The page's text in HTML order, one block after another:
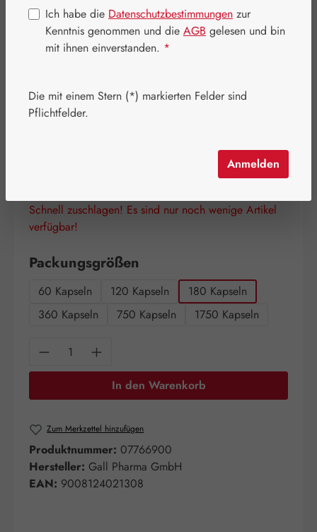
(401,74 € / 1 Kilogramm)
Schnell zuschlagen! Es sind nur noch wenige Artikel
verfügbar!
Packungsgrößen
60 Kapseln 120 Kapseln
180 Kapseln
360 Kapseln
750 Kapseln 1750 Kapseln
Produkt Anzahl: Gib den gewünschten
In den Warenkorb
Zum Merkzettel hinzufügen
Produktnummer: 07766900
Hersteller: Gall Pharma GmbH
EAN: 9008124021308
Ich habe die Datenschutzbestimmungen zur
Kenntnis genommen und die AGB gelesen und bin
mit ihnen einverstanden. *
Die mit einem Stern (*) markierten Felder sind
Pflichtfelder.
Anmelden